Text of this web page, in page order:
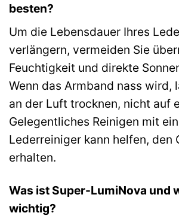
besten?
Um die Lebensdauer Ihres
verlängern, vermeiden Sie
Feuchtigkeit und direkte
Wenn das Armband nass wird,
an der Luft trocknen, nicht auf
Gelegentliches Reinigen mit
Lederreiniger kann helfen, den
erhalten.
Was ist Super-LumiNova und
wichtig?